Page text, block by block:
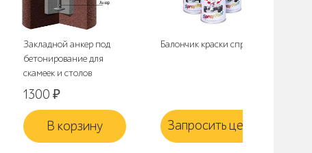
Закладной анкер под
бетонирование для
скамеек и столов
1300 ₽
В корзину
Балончик краски спрей
Запросить цену